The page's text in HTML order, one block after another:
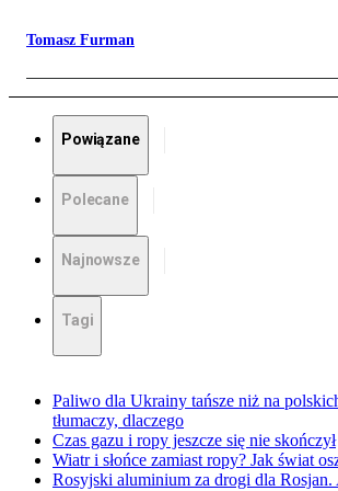
Tomasz Furman
Powiązane
Polecane
Najnowsze
Tagi
Paliwo dla Ukrainy tańsze niż na
tłumaczy, dlaczego
Czas gazu i ropy jeszcze się nie skończył
Wiatr i słońce zamiast ropy? Jak świat
Rosyjski aluminium za drogi dla